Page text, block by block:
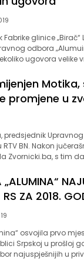
glinice
odbora
ugovora velike
promjene u
predsjednik
BN. Nakon
Zvornicki.ba, s tim
ZA 2018.
osvojila prvo
Srpskoj u prošloj
najuspješnijih u